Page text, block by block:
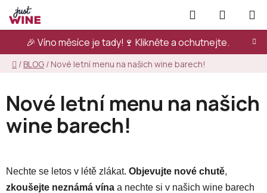
Přejít
na
obsah
🎉 Víno měsíce je tady!🍷 Klikněte a ochutnejte.
Hledat
KOŠÍK
Domů
/ BLOG / Nové letní menu na našich wine barech!
Nové letní menu na našich
wine barech!
Nechte se letos v létě zlákat. Objevujte nové chutě,
zkoušejte neznámá vína a nechte si v našich wine barech